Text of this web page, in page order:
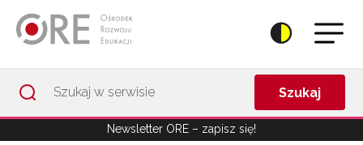
Szukaj
Newsletter ORE – zapisz się!